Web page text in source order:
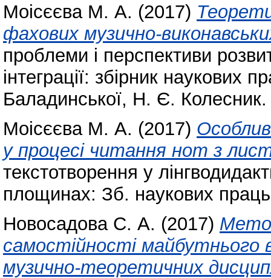
Моісєєва М. А. (2017)
фахових музично-
проблеми і перспективи
інтеграції: збірник наукових
Баладинської, Н. Є.
Моісєєва М. А. (2017)
у процесі читання нот з
текстотворення у
площинах: Зб. наукових
Новосадова С. А. (2017)
самостійності майбутнього
музично-теоретичних